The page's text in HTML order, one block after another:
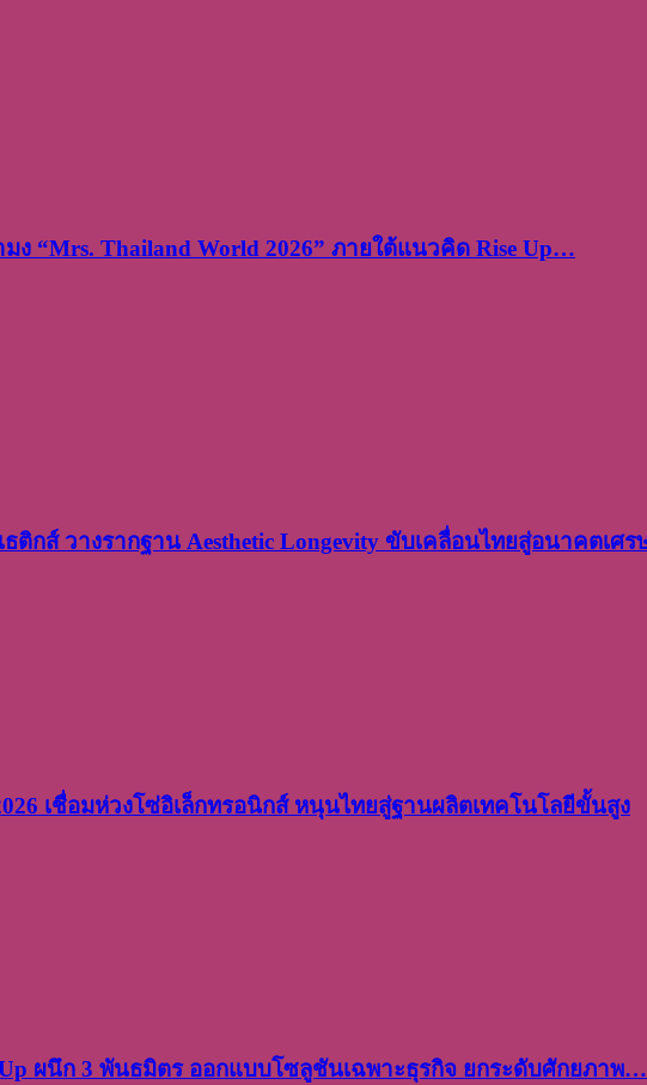
ง “Mrs. Thailand World 2026” ภายใต้แนวคิด Rise Up…
ธติกส์ วางรากฐาน Aesthetic Longevity ขับเคลื่อนไทยสู่อนาคตเ
เชื่อมห่วงโซ่อิเล็กทรอนิกส์ หนุนไทยสู่ฐานผลิตเทคโนโลยีขั้นสูง
ผนึก 3 พันธมิตร ออกแบบโซลูชันเฉพาะธุรกิจ ยกระดับศักยภาพ…